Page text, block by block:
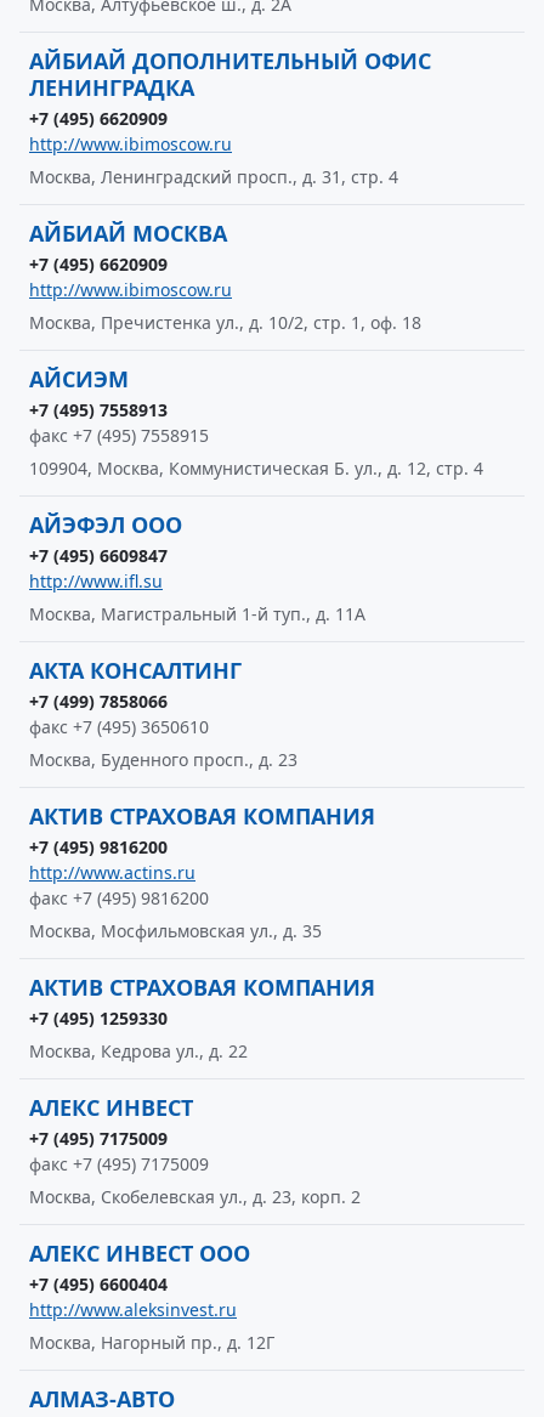
АЙБИАЙ ДОПОЛНИТЕЛЬНЫЙ ОФИС
ЛЕНИНГРАДКА
+7 (495) 6620909
http://www.ibimoscow.ru
Москва, Ленинградский просп., д. 31, стр. 4
АЙБИАЙ МОСКВА
+7 (495) 6620909
http://www.ibimoscow.ru
Москва, Пречистенка ул., д. 10/2, стр. 1, оф. 18
АЙСИЭМ
+7 (495) 7558913
факс +7 (495) 7558915
109904, Москва, Коммунистическая Б. ул., д. 12, стр. 4
АЙЭФЭЛ ООО
+7 (495) 6609847
http://www.ifl.su
Москва, Магистральный 1-й туп., д. 11А
АКТА КОНСАЛТИНГ
+7 (499) 7858066
факс +7 (495) 3650610
Москва, Буденного просп., д. 23
АКТИВ СТРАХОВАЯ КОМПАНИЯ
+7 (495) 9816200
http://www.actins.ru
факс +7 (495) 9816200
Москва, Мосфильмовская ул., д. 35
АКТИВ СТРАХОВАЯ КОМПАНИЯ
+7 (495) 1259330
Москва, Кедрова ул., д. 22
АЛЕКС ИНВЕСТ
+7 (495) 7175009
факс +7 (495) 7175009
Москва, Скобелевская ул., д. 23, корп. 2
АЛЕКС ИНВЕСТ ООО
+7 (495) 6600404
http://www.aleksinvest.ru
Москва, Нагорный пр., д. 12Г
АЛМАЗ-АВТО